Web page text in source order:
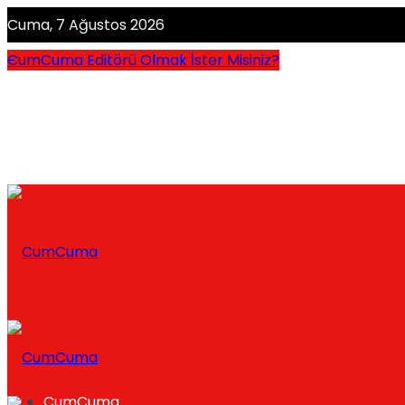
Cuma, 7 Ağustos 2026
CumCuma Editörü Olmak İster Misiniz?